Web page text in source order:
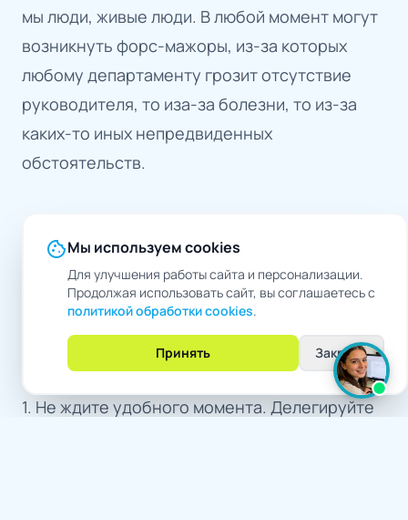
мы люди, живые люди. В любой момент могут
возникнуть форс-мажоры, из-за которых
любому департаменту грозит отсутствие
руководителя, то иза-за болезни, то из-за
каких-то иных непредвиденных
обстоятельств.
Вашему вниманию
предоставляем чек-
лист успешного
делегирования:
1. Не ждите удобного момента. Делегируйте
cookieМы используем cookies
Для улучшения работы сайта и персонализации.
Продолжая использовать сайт, вы соглашаетесь с
политикой обработки cookies.
Принять Закрыть